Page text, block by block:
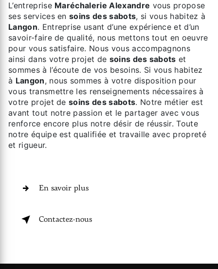
L’entreprise Maréchalerie Alexandre vous propose
ses services ensoins des sabots, si vous habitez à
Langon. Entreprise usant d’une expérience et d’un
savoir-faire de qualité, nous mettons tout en oeuvre
pour vous satisfaire. Nous vous accompagnons
ainsi dans votre projet de soins des sabots et
sommes à l’écoute de vos besoins. Si vous habitez
à Langon, nous sommes à votre disposition pour
vous transmettre les renseignements nécessaires à
votre projet desoins des sabots. Notre métier est
avant tout notre passion et le partager avec vous
renforce encore plus notre désir de réussir. Toute
notre équipe est qualifiée et travaille avec propreté
et rigueur.
En savoir plus
Contactez-nous